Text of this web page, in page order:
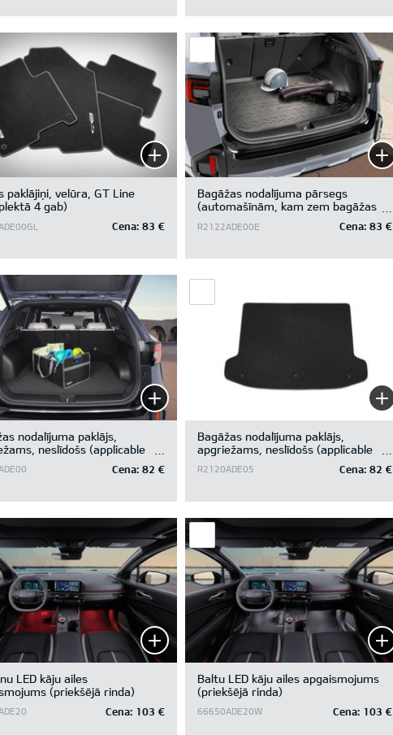
paklājiņi, velūra, GT Line
4 gab)
Cena: 83 €
Bagāžas nodalījuma pārsegs
(automašīnām, kam zem bagāžas
nodalījums)
R2122ADE00E Cena: 83 €
nodalījuma paklājs,
neslīdošs (applicable
Cena: 82 €
Bagāžas nodalījuma paklājs,
apgriežams, neslīdošs (applicable
R2120ADE05 Cena: 82 €
LED kāju ailes
(priekšējā rinda)
Cena: 103 €
Baltu LED kāju ailes apgaismojums
(priekšējā rinda)
66650ADE20W Cena: 103 €